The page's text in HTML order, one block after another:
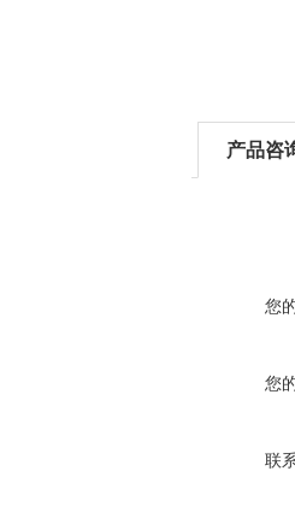
产品咨
您
您
联